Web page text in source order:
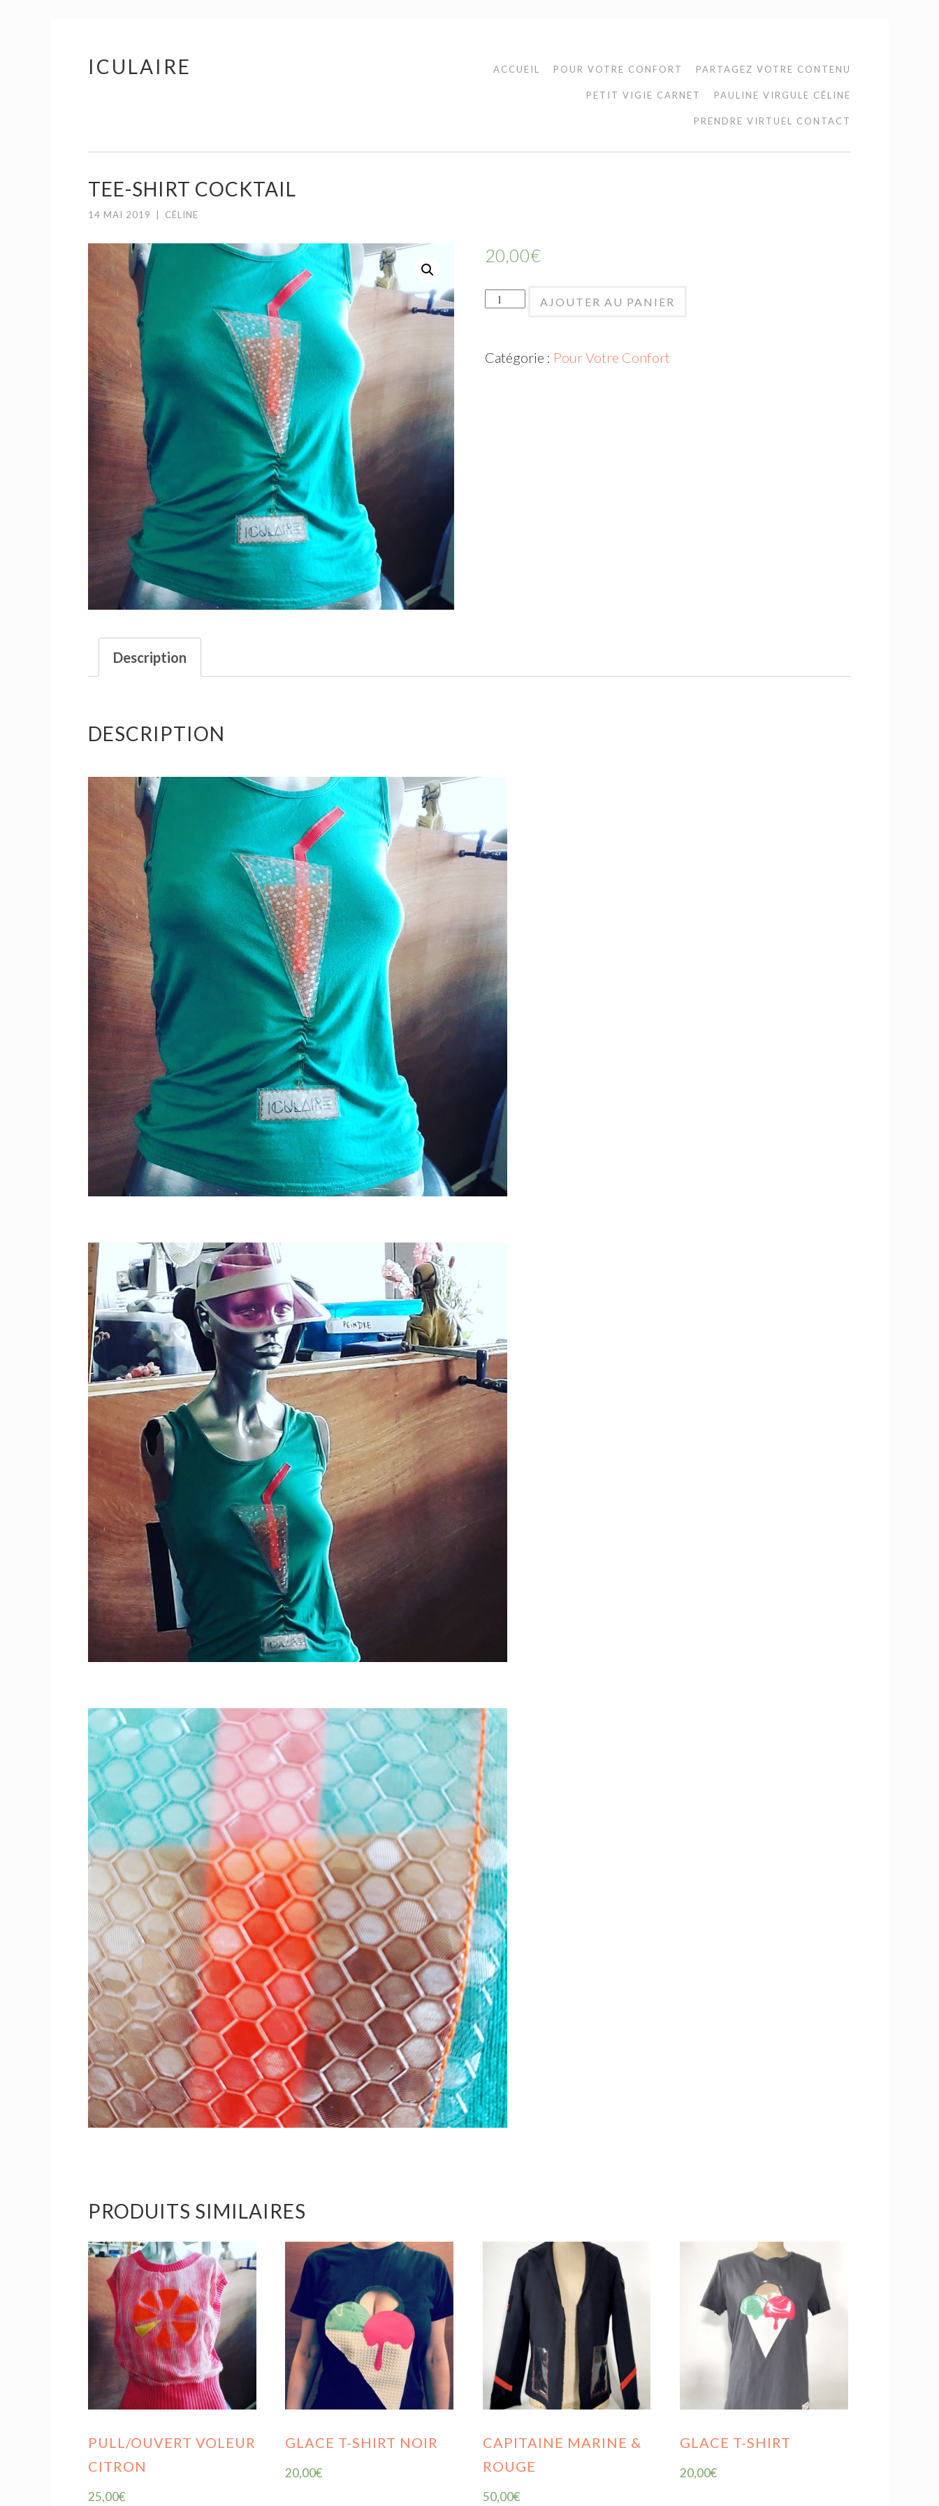
Aller
ICULAIRE ACCUEIL POUR VOTRE CONFORT PARTAGEZ VOTRE CONTENU
PETIT VIGIE CARNET PAULINE VIRGULE CÉLINE
PRENDRE VIRTUEL CONTACT
TEE-SHIRT COCKTAIL
14 MAI 2019 CÉLINE
20,00€
quantité
shirt
AJOUTER AU PANIER
Catégorie : Pour Votre Confort
Description
DESCRIPTION
PRODUITS SIMILAIRES
PULL/OUVERT VOLEUR
CITRON
25,00€
GLACE T-SHIRT NOIR
20,00€
CAPITAINE MARINE &
ROUGE
50,00€
GLACE T-SHIRT
20,00€